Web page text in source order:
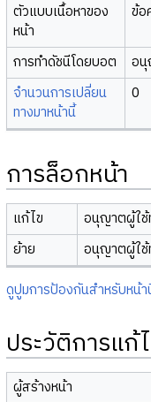
ตัวแบบเนื้อหาของ
หน้า
ข้อ
การทำดัชนีโดยบอต
อ
จำนวนการเปลี่ยน
ทางมาหน้านี้
0
การล็อกหน้า
แก้ไข
อนุญาตผู้ใช้
ย้าย
อนุญาตผู้ใช้
ดูปูมการป้องกันสำหรับหน้
ประวัติการแก้
ผู้สร้างหน้า